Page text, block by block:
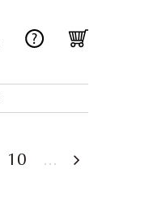
10 ... 